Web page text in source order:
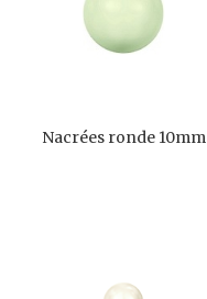
Nacrées ronde 10mm